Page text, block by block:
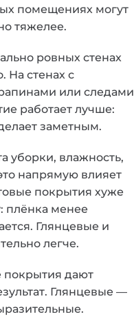
помещениях могут
тяжелее.
ровных стенах
На стенах с
или следами
работает лучше:
заметным.
уборки, влажность,
напрямую влияет
покрытия хуже
плёнка менее
Глянцевые и
легче.
покрытия дают
Глянцевые —